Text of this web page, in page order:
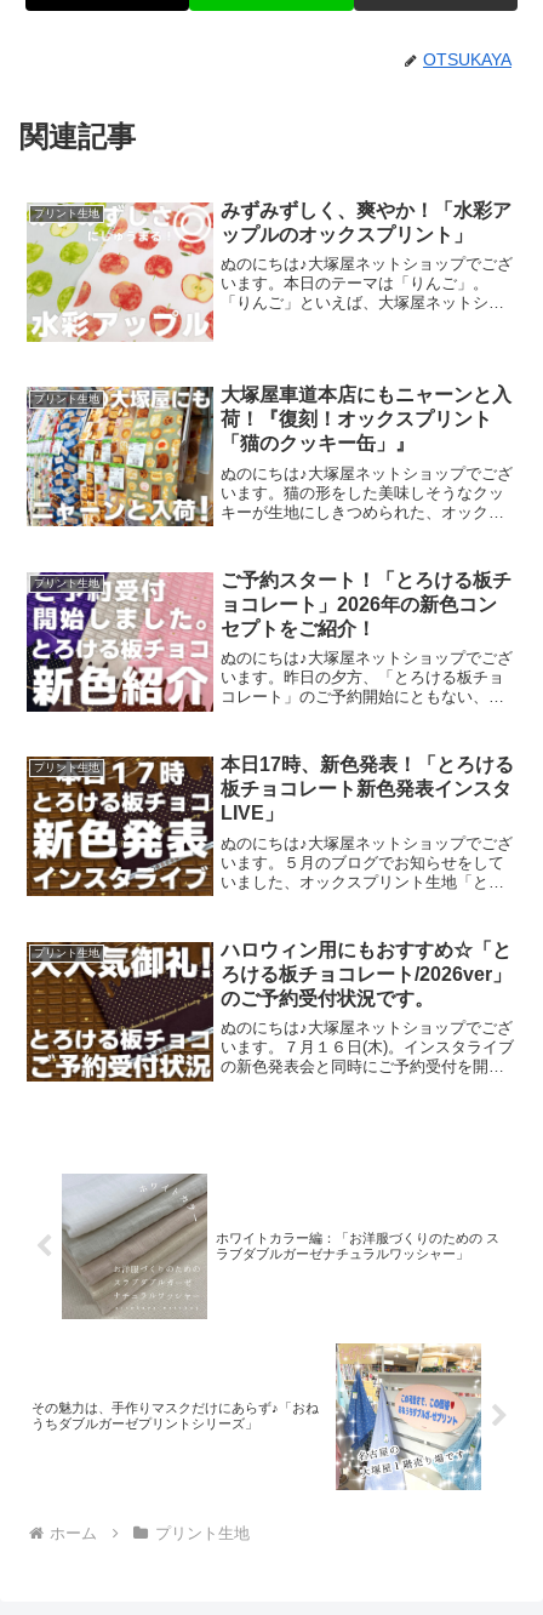
OTSUKAYA
関連記事
プリント生地
みずみずしく、爽やか！「水彩ア
ップルのオックスプリント」
ぬのにちは♪大塚屋ネットショップでござ
います。本日のテーマは「りんご」。
「りんご」といえば、大塚屋ネットショ
のオックスプリント」です
プリント生地
大塚屋車道本店にもニャーンと入
荷！『復刻！オックスプリント
「猫のクッキー缶」』
ぬのにちは♪大塚屋ネットショップでござ
います。猫の形をした美味しそうなクッ
キーが生地にしきつめられた、オックス
した。ご予約をくださっていましたお客
様への発送が完了し、現
プリント生地
ご予約スタート！「とろける板チ
ョコレート」2026年の新色コン
セプトをご紹介！
ぬのにちは♪大塚屋ネットショップでござ
います。昨日の夕方、「とろける板チョ
コレート」のご予約開始にともない、イ
ます。およそ30分程度です。この投稿を
Instagramで見
プリント生地
本日17時、新色発表！「とろける
板チョコレート新色発表インスタ
LIVE」
ぬのにちは♪大塚屋ネットショップでござ
います。５月のブログでお知らせをして
いました、オックスプリント生地「とろ
約開始可能な段取りが整いました。再販
決定を記念いたしまして
プリント生地
ハロウィン用にもおすすめ☆「と
ろける板チョコレート/2026ver」
のご予約受付状況です。
ぬのにちは♪大塚屋ネットショップでござ
います。７月１６日(木)。インスタライブ
の新色発表会と同時にご予約受付を開始
ホワイトカラー編：「お洋服づくりのための ス
ラブダブルガーゼナチュラルワッシャー」
その魅力は、手作りマスクだけにあらず♪「おね
うちダブルガーゼプリントシリーズ」
ホーム プリント生地